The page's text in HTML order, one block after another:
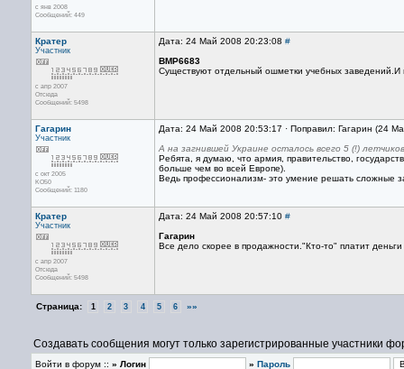
с янв 2008
Сообщений: 449
Кратер
Участник
с апр 2007
Отсюда
Сообщений: 5498
Дата: 24 Май 2008 20:23:08 #
BMP6683
Существуют отдельный ошметки учебных
Гагарин
Участник
с окт 2005
KO50
Сообщений: 1180
Дата: 24 Май 2008 20:53:17 · Поправил: Гагарин (24
А на загнившей Украине осталось всего 5 (!)
Ребята, я думаю, что армия, правительство,
больше чем во всей Европе).
Ведь профессионализм- это умение решать сложные
Кратер
Участник
с апр 2007
Отсюда
Сообщений: 5498
Дата: 24 Май 2008 20:57:10 #
Гагарин
Все дело скорее в продажности."Кто-то" платит
Страница: 1 2 3 4 5 6 »»
Создавать сообщения могут только зарегистрированные участники
Войти в форум :: » Логин » Пароль